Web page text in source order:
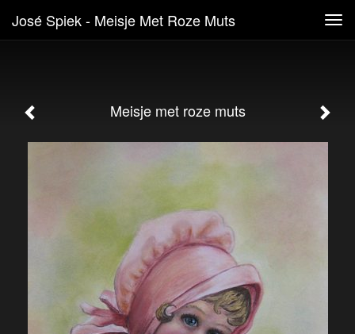
José Spiek - Meisje Met Roze Muts
Meisje met roze muts